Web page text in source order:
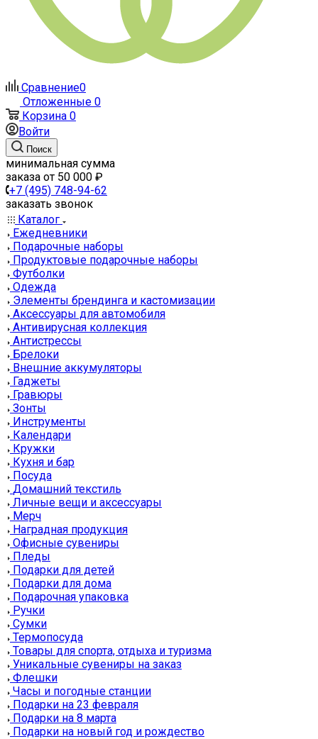
Сравнение0
Отложенные 0
Корзина 0
Войти
Поиск
минимальная сумма
заказа от 50 000 ₽
+7 (495) 748-94-62
заказать звонок
Каталог
Ежедневники
Подарочные наборы
Продуктовые подарочные наборы
Футболки
Одежда
Элементы брендинга и кастомизации
Аксессуары для автомобиля
Антивирусная коллекция
Антистрессы
Брелоки
Внешние аккумуляторы
Гаджеты
Гравюры
Зонты
Инструменты
Календари
Кружки
Кухня и бар
Посуда
Домашний текстиль
Личные вещи и аксессуары
Мерч
Наградная продукция
Офисные сувениры
Пледы
Подарки для детей
Подарки для дома
Подарочная упаковка
Ручки
Сумки
Термопосуда
Товары для спорта, отдыха и туризма
Уникальные сувениры на заказ
Флешки
Часы и погодные станции
Подарки на 23 февраля
Подарки на 8 марта
Подарки на новый год и рождество